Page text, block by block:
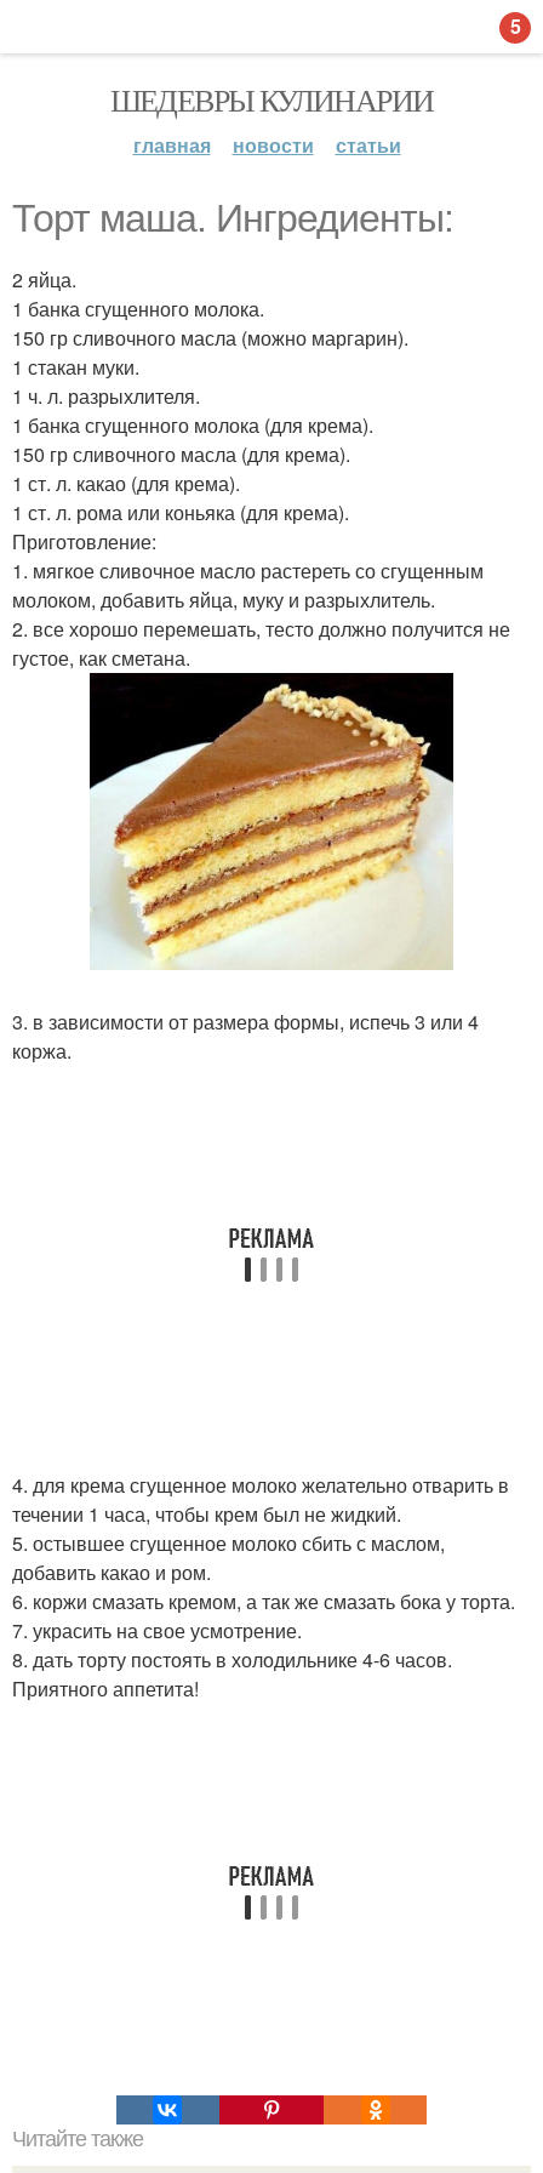
ШЕДЕВРЫ КУЛИНАРИИ
главная новости статьи
Торт маша. Ингредиенты:
2 яйца.
1 банка сгущенного молока.
150 гр сливочного масла (можно маргарин).
1 стакан муки.
1 ч. л. разрыхлителя.
1 банка сгущенного молока (для крема).
150 гр сливочного масла (для крема).
1 ст. л. какао (для крема).
1 ст. л. рома или коньяка (для крема).
Приготовление:
1. мягкое сливочное масло растереть со сгущенным
молоком, добавить яйца, муку и разрыхлитель.
2. все хорошо перемешать, тесто должно получится не
густое, как сметана.
3. в зависимости от размера формы, испечь 3 или 4
коржа.
4. для крема сгущенное молоко желательно отварить в
течении 1 часа, чтобы крем был не жидкий.
5. остывшее сгущенное молоко сбить с маслом,
добавить какао и ром.
6. коржи смазать кремом, а так же смазать бока у торта.
7. украсить на свое усмотрение.
8. дать торту постоять в холодильнике 4-6 часов.
Приятного аппетита!
Читайте также
5